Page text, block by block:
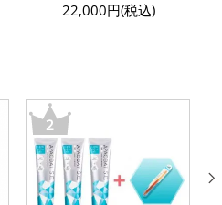
22,000円(税込)